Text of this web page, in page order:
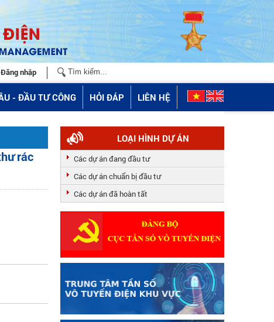
Đăng nhập
- ĐẦU TƯ CÔNG HỎI ĐÁP LIÊN HỆ
rác
LOẠI HÌNH DỰ ÁN
Các dự án đang đầu tư
Các dự án chuẩn bị đầu tư
Các dự án đã hoàn tất